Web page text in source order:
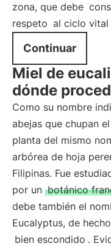
zona, que debe
respeto al ciclo vital
Continuar
Miel de
dónde
Como su nombre
abejas que chupan el
planta del mismo
arbórea de hoja
Filipinas. Fue
por un botánico
debe también el
Eucalyptus, de
bien escondido .